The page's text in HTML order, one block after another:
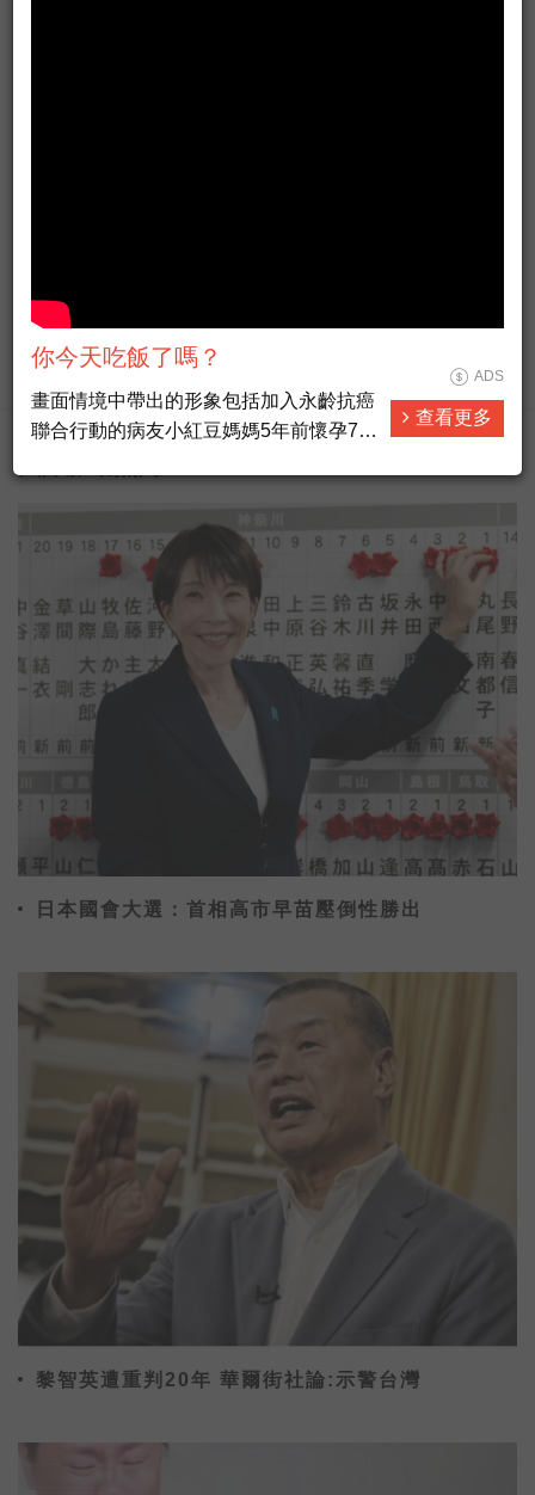
#新聞直播 #即時新聞 #LiveNews
日本國會大選：首相高市早苗壓倒性勝出
黎智英遭重判20年 華爾街社論:示警台灣
你今天吃飯了嗎？
畫面情境中帶出的形象包括加入永齡抗癌
聯合行動的病友小紅豆媽媽5年前懷孕7個
兒，控制了病情，現在孩子已經五歲了。
小紅豆媽媽最近加入了永齡的臨床研究計
劃，希望能透過她的基因，幫助醫師們從
她所經歷的治療，為醫學找到一些線索，
也希望未來有一天，和她一樣的病人，可
以有更多的証據指引治療，減少不必要的
治療副作用。
ADS
查看更多